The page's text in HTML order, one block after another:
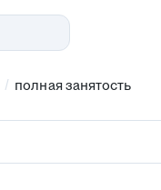
/ полная занятость